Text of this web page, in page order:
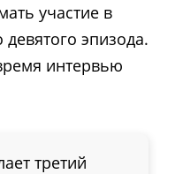
участие в
эпизода.
интервью
третий